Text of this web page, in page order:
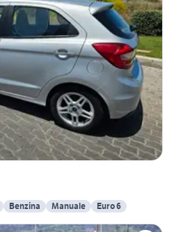
Benzina Manuale Euro 6